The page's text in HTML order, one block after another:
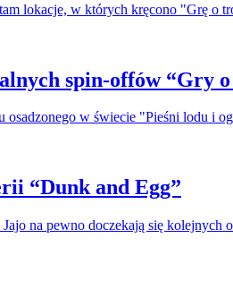
lokacje, w których kręcono "Grę o
spin-offów “Gry
w świecie "Pieśni lodu i
“Dunk and Egg”
na pewno doczekają się